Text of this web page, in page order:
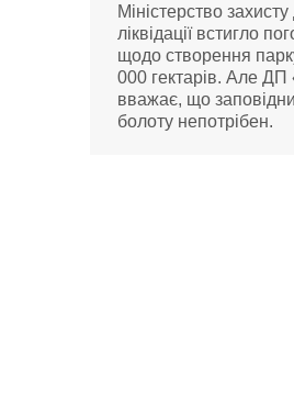
Міністерство
ліквідації встигло
щодо створення
000 гектарів. Але ДП
вважає, що
болоту непотрібен.